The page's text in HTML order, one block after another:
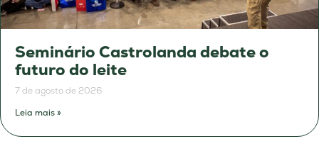
Seminário Castrolanda debate o
futuro do leite
7 de agosto de 2026
Leia mais »